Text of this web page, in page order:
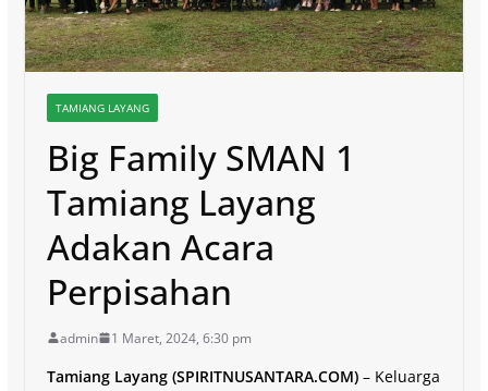
TAMIANG LAYANG
Big Family SMAN 1
Tamiang Layang
Adakan Acara
Perpisahan
admin 1 Maret, 2024, 6:30 pm
Tamiang Layang (SPIRITNUSANTARA.COM)– Keluarga